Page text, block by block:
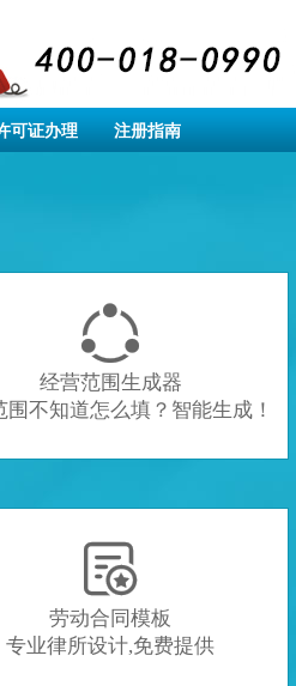
可证办理 注册指南

经营范围生成器
围不知道怎么填？智能生成！

劳动合同模板
专业律所设计,免费提供